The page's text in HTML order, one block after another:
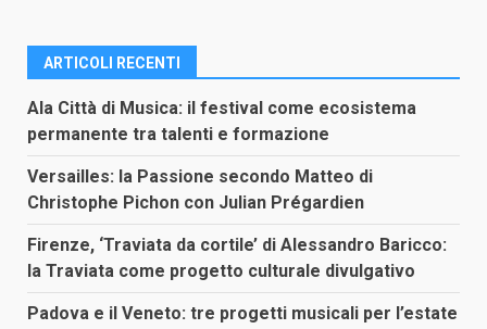
ARTICOLI RECENTI
Ala Città di Musica: il festival come ecosistema
permanente tra talenti e formazione
Versailles: la Passione secondo Matteo di
Christophe Pichon con Julian Prégardien
Firenze, ‘Traviata da cortile’ di Alessandro Baricco:
la Traviata come progetto culturale divulgativo
Padova e il Veneto: tre progetti musicali per l’estate